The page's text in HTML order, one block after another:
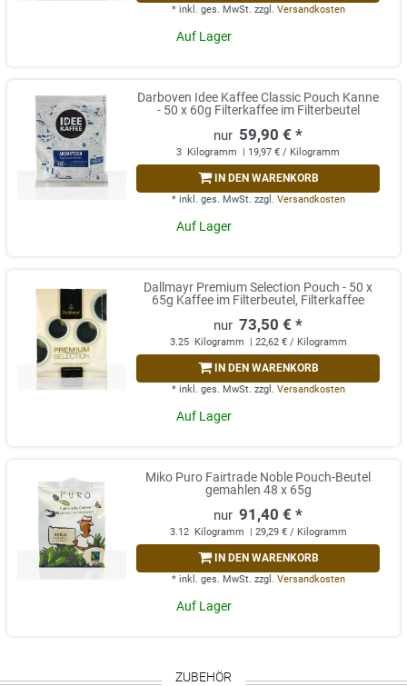
* inkl. ges. MwSt. zzgl. Versandkosten
Auf Lager
Darboven Idee Kaffee Classic Pouch Kanne
- 50 x 60g Filterkaffee im Filterbeutel
59,90 € *
3 Kilogramm | 19,97 € / Kilogramm
IN DEN WARENKORB
* inkl. ges. MwSt. zzgl. Versandkosten
Auf Lager
Dallmayr Premium Selection Pouch - 50 x
65g Kaffee im Filterbeutel, Filterkaffee
73,50 € *
3.25 Kilogramm | 22,62 € / Kilogramm
IN DEN WARENKORB
* inkl. ges. MwSt. zzgl. Versandkosten
Auf Lager
Miko Puro Fairtrade Noble Pouch-Beutel
gemahlen 48 x 65g
91,40 € *
3.12 Kilogramm | 29,29 € / Kilogramm
IN DEN WARENKORB
* inkl. ges. MwSt. zzgl. Versandkosten
Auf Lager
ZUBEHÖR